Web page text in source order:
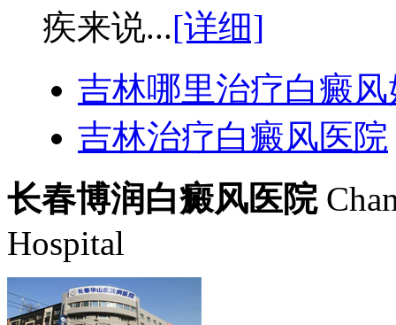
疾来说...[详细]
吉林哪里治疗白癜风
吉林治疗白癜风医院
长春博润白癜风医院
Hospital